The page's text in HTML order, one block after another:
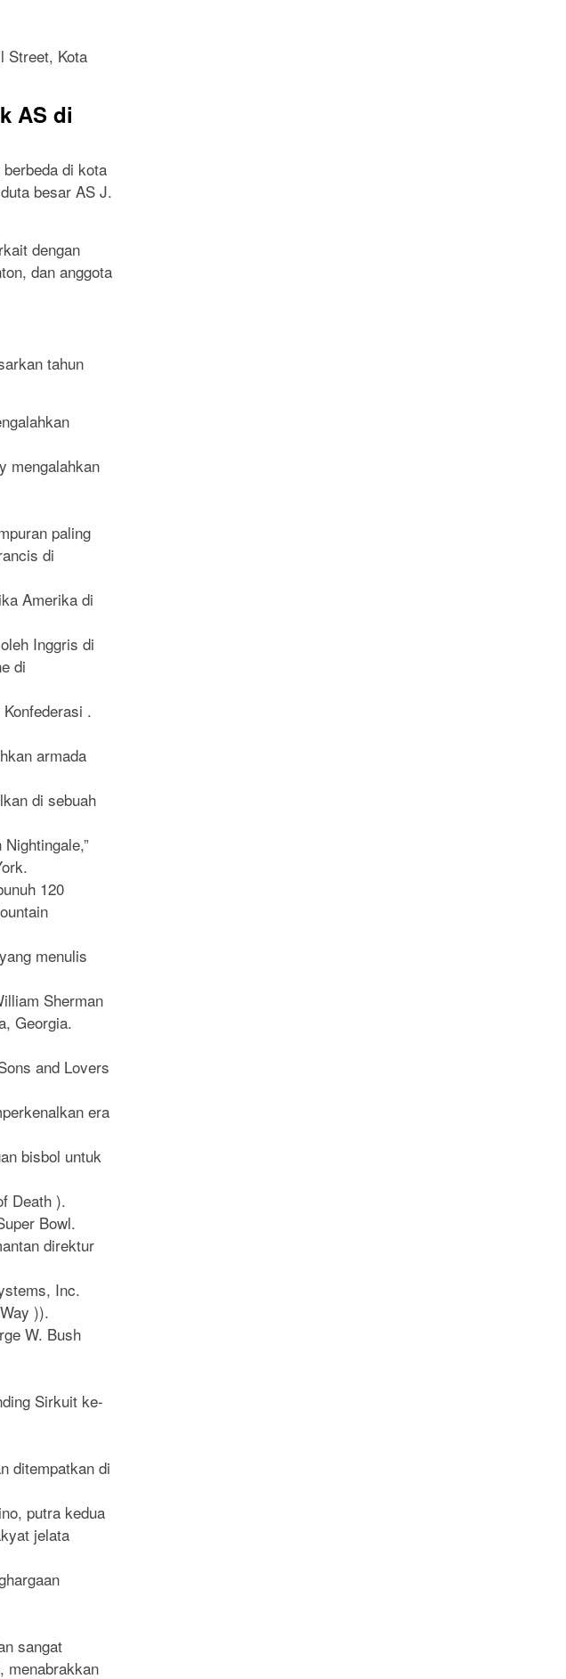
Street, Kota
AS di
di kota
besar AS J.
dengan
dan anggota
tahun
mengalahkan
paling
di
Amerika di
Inggris di
di
.
armada
di sebuah
120
menulis
Sherman
Georgia.
and Lovers
era
bisbol untuk
Death ).
Bowl.
direktur
Inc.
)).
W. Bush
Sirkuit ke-
ditempatkan di
putra kedua
jelata
sangat
menabrakkan